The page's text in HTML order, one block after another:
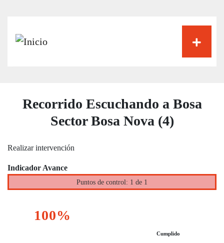
Recorrido Escuchando a Bosa
Sector Bosa Nova (4)
Realizar intervención
Indicador Avance
Puntos de control: 1 de 1
100%
Cumplido